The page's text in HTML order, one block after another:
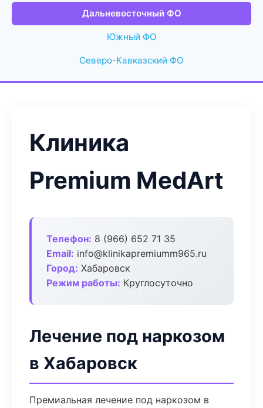
Дальневосточный ФО
Южный ФО
Северо-Кавказский ФО
Клиника
Premium MedArt
Телефон: 8 (966) 652 71 35
Email: info@klinikapremiumm965.ru
Город: Хабаровск
Режим работы: Круглосуточно
Лечение под наркозом
в Хабаровск
Премиальная лечение под наркозом в